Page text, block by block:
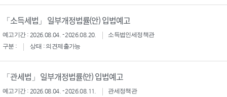
「소득세법」 일부개정법률(안) 입법예고
예고기간 : 2026.08.04. - 2026.08.20.
소득법인세정책관
구분 :
상태 : 의견제출가능
「관세법」 일부개정법률(안) 입법예고
예고기간 : 2026.08.04. - 2026.08.11.
관세정책관